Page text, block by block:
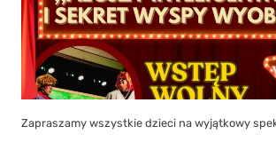
Zapraszamy wszystkie dzieci na wyjątkowy